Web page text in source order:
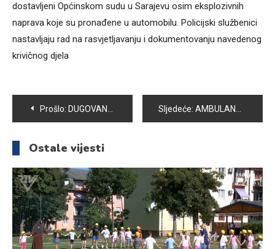
dostavljeni Općinskom sudu u Sarajevu osim eksplozivnih
naprava koje su pronađene u automobilu. Policijski službenici
nastavljaju rad na rasvjetljavanju i dokumentovanju navedenog
krivičnog djela
Navigacija
članaka
Prošlo: DUGOVANJA PREMA PREDUZEĆU ” BAGS- ENERGOTEHNIKA ” IZNOSE OKO 368 000 KM Sljedeće: AMBULANTI PORODIČNE MEDICINE U HOTONJU JOŠ UVIJEK NEDOSTAJE APOTEKA
Ostale vijesti